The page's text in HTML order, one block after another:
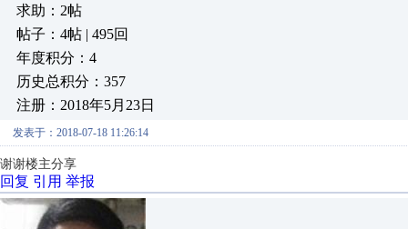
求助：2帖
帖子：4帖 | 495回
年度积分：4
历史总积分：357
注册：2018年5月23日
发表于：2018-07-18 11:26:14
谢谢楼主分享
回复 引用 举报